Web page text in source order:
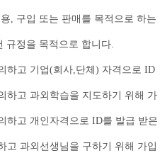
, 구입 또는 판매를 목적으로 하는
규정을 목적으로 합니다.
하고 기업(회사,단체) 자격으로 ID
고 과외학습을 지도하기 위해 가
하고 개인자격으로 ID를 발급 받은
과외선생님을 구하기 위해 가입